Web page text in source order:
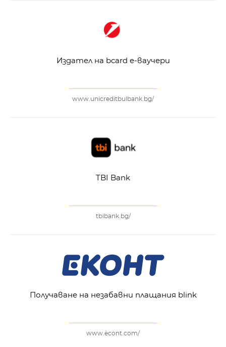
Издател на bcard е-ваучери
www.unicreditbulbank.bg/
TBI Bank
tbibank.bg/
Получаване на незабавни плащания blink
www.econt.com/